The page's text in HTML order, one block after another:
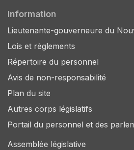
Information
Lieutenante-gouverneure du
Lois et règlements
Répertoire du personnel
Avis de non-responsabilité
Plan du site
Autres corps législatifs
Portail du personnel et des
Assemblée législative